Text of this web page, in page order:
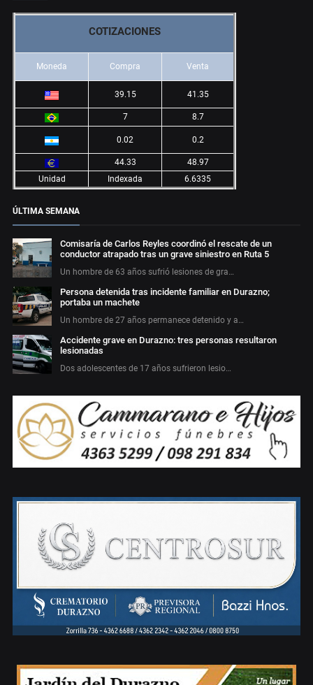
COTIZACIONES
Moneda Compra Venta
39.15 41.35
7 8.7
0.02 0.2
44.33
48.97
Unidad
Indexada 6.6335
ÚLTIMA SEMANA
Comisaría de Carlos Reyles coordinó el rescate de un
conductor atrapado tras un grave siniestro en Ruta 5
Un hombre de 63 años sufrió lesiones de gra…
Persona detenida tras incidente familiar en Durazno;
portaba un machete
Un hombre de 27 años permanece detenido y a…
Accidente grave en Durazno: tres personas resultaron
lesionadas
Dos adolescentes de 17 años sufrieron lesio…